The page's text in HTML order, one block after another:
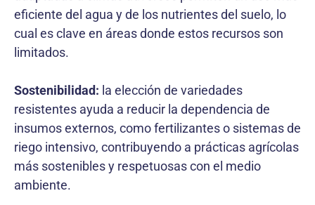
eficiente del agua y de los nutrientes del suelo, lo
cual es clave en áreas donde estos recursos son
limitados.
Sostenibilidad: la elección de variedades
resistentes ayuda a reducir la dependencia de
insumos externos, como fertilizantes o sistemas de
riego intensivo, contribuyendo a prácticas agrícolas
más sostenibles y respetuosas con el medio
ambiente.